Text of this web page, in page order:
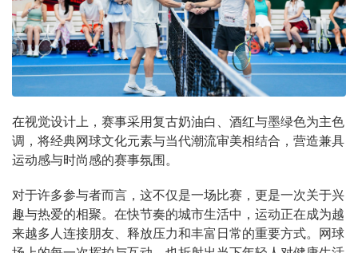
在视觉设计上，赛事采用复古奶油白、酒红与墨绿色为主色
调，将经典网球文化元素与当代潮流审美相结合，营造兼具
运动感与时尚感的赛事氛围。
对于许多参与者而言，这不仅是一场比赛，更是一次关于兴
趣与热爱的相聚。在快节奏的城市生活中，运动正在成为越
来越多人连接朋友、释放压力和丰富日常的重要方式。网球